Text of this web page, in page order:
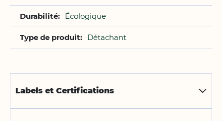
Écologique
Détachant
Labels et Certifications